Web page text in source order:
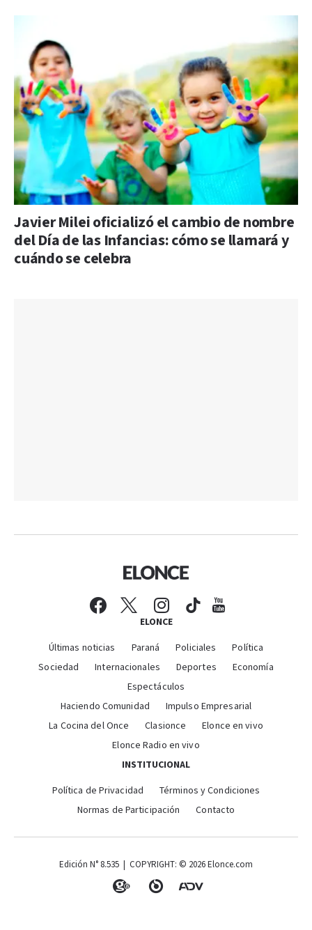
Javier Milei oficializó el cambio de nombre
del Día de las Infancias: cómo se llamará y
cuándo se celebra
ELONCE
Últimas noticias Paraná Policiales
Política
Sociedad
Internacionales Deportes
Economía
Espectáculos
Haciendo Comunidad
Impulso Empresarial
La Cocina del Once
Clasionce
Elonce en vivo
Elonce Radio en vivo
INSTITUCIONAL
Política de Privacidad
Términos y Condiciones
Normas de Participación
Contacto
Edición N° 8.535 | COPYRIGHT: © 2026 Elonce.com